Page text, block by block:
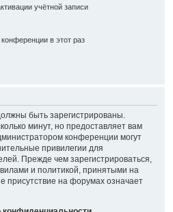
учётной записи
в этот раз
быть зарегистрированы.
минут, но предоставляет вам
конференции могут
привилегии для
Прежде чем зарегистрироваться,
и политикой, принятыми на
присутствие на форумах означает